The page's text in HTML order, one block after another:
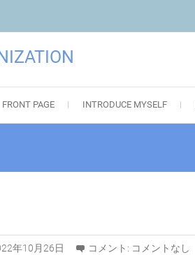
FRONT PAGE INTRODUCE MYSELF
年10月26日 コメント: コメントなし